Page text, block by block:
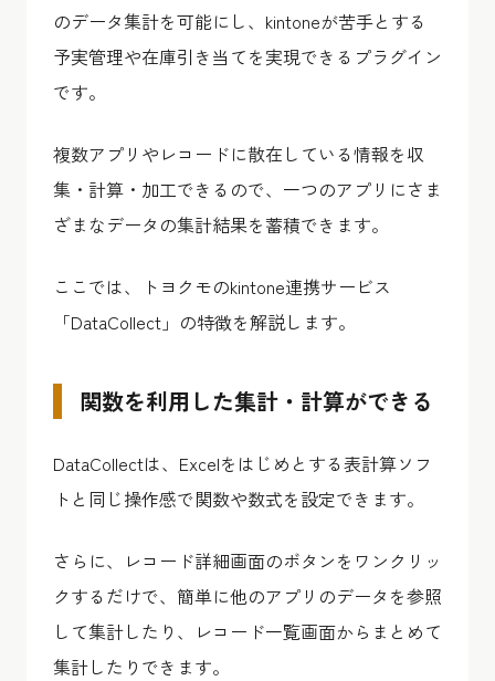
のデータ集計を可能にし、kintoneが苦手とする
予実管理や在庫引き当てを実現できるプラグイン
です。
複数アプリやレコードに散在している情報を収
集・計算・加工できるので、一つのアプリにさま
ざまなデータの集計結果を蓄積できます。
ここでは、トヨクモのkintone連携サービス
「DataCollect」の特徴を解説します。
関数を利用した集計・計算ができる
DataCollectは、Excelをはじめとする表計算ソフ
トと同じ操作感で関数や数式を設定できます。
さらに、レコード詳細画面のボタンをワンクリッ
クするだけで、簡単に他のアプリのデータを参照
して集計したり、レコード一覧画面からまとめて
集計したりできます。